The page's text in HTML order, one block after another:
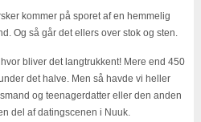
kommer på sporet af en hemmelig
Og så går det ellers over stok og sten.
bliver det langtrukkent! Mere end 450
det halve. Men så havde vi heller
og teenagerdatter eller den anden
del af datingscenen i Nuuk.